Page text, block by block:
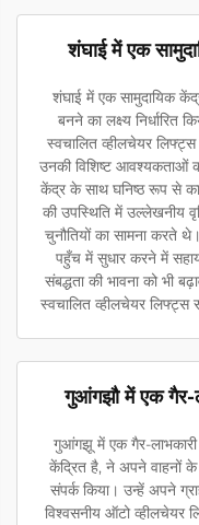
शंघाई में एक
शंघाई में एक सामुदायिक
बनने का लक्ष्य निर्धारित
स्वचालित व्हीलचेयर
उनकी विशिष्ट
केंद्र के साथ घनिष्ठ रूप से
की उपस्थिति में उल्लेखनीय
चुनौतियों का सामना करते
पहुँच में सुधार करने में
संबद्धता की भावना को भी
स्वचालित व्हीलचेयर लिफ्ट्स
गुआंगझौ में एक गैर-
गुआंगझू में एक गैर-लाभकारी
केंद्रित है, ने अपने वाहनों
संपर्क किया। उन्हें अपने
विश्वसनीय ऑटो